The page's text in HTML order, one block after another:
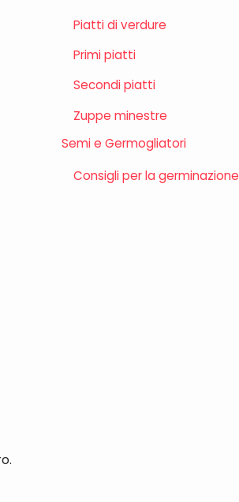
Piatti di verdure
Primi piatti
Secondi piatti
Zuppe minestre
Semi e Germogliatori
Consigli per la germinazione